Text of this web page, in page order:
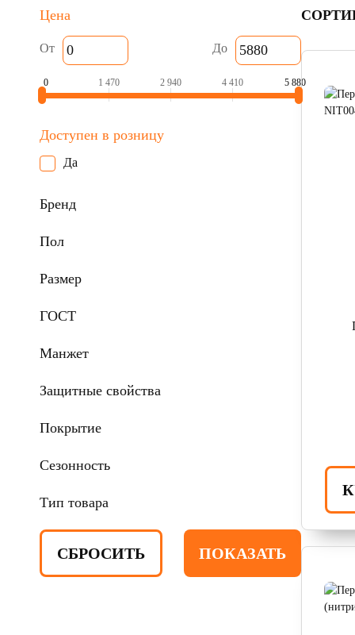
Цена
От До
0 1 470 2 940 4 410 5 880
Доступен в розницу
Да
Бренд
Пол
Размер
ГОСТ
Манжет
Защитные свойства
Покрытие
Сезонность
Тип товара